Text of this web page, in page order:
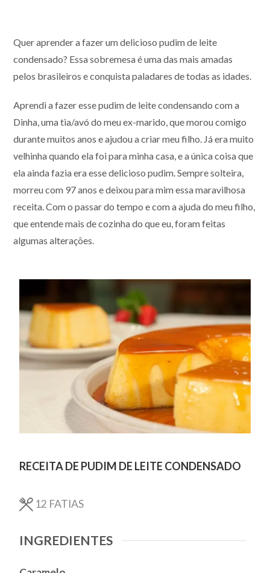
Quer aprender a fazer um delicioso pudim de leite
condensado? Essa sobremesa é uma das mais amadas
pelos brasileiros e conquista paladares de todas as idades.
Aprendi a fazer esse pudim de leite condensando com a
Dinha, uma tia/avó do meu ex-marido, que morou comigo
durante muitos anos e ajudou a criar meu filho. Já era muito
velhinha quando ela foi para minha casa, e a única coisa que
ela ainda fazia era esse delicioso pudim. Sempre solteira,
morreu com 97 anos e deixou para mim essa maravilhosa
receita. Com o passar do tempo e com a ajuda do meu filho,
que entende mais de cozinha do que eu, foram feitas
algumas alterações.
RECEITA DE PUDIM DE LEITE CONDENSADO
12 FATIAS
INGREDIENTES